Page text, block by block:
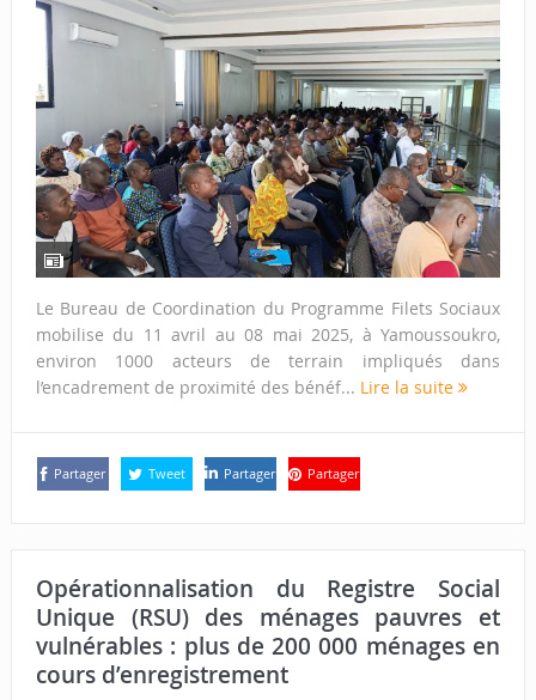
Le Bureau de Coordination du Programme Filets Sociaux
mobilise du 11 avril au 08 mai 2025, à Yamoussoukro,
environ 1000 acteurs de terrain impliqués dans
l’encadrement de proximité des bénéf... Lire la suite
Partager Tweet Partager Partager
Opérationnalisation du Registre Social
Unique (RSU) des ménages pauvres et
vulnérables : plus de 200 000 ménages en
cours d’enregistrement